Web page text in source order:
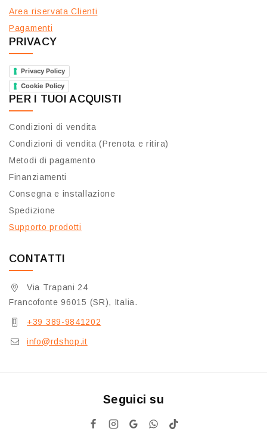
Area riservata Clienti
Pagamenti
PRIVACY
Privacy Policy
Cookie Policy
PER I TUOI ACQUISTI
Condizioni di vendita
Condizioni di vendita (Prenota e ritira)
Metodi di pagamento
Finanziamenti
Consegna e installazione
Spedizione
Supporto prodotti
CONTATTI
Via Trapani 24
Francofonte 96015 (SR), Italia.
+39 389-9841202
info@rdshop.it
Seguici su